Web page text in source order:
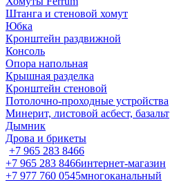
Штанга и стеновой хомут
Юбка
Кронштейн раздвижной
Консоль
Опора напольная
Крышная разделка
Кронштейн стеновой
Потолочно-проходные устройства
Минерит, листовой асбест, базальт
Дымник
Дрова и брикеты
+7 965 283 8466
+7 965 283 8466интернет-магазин
+7 977 760 0545многоканальный